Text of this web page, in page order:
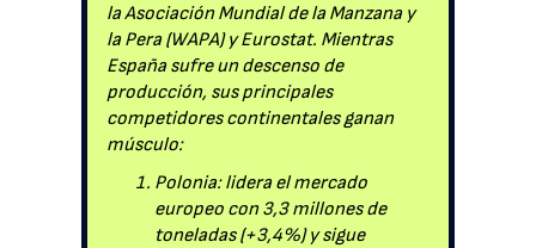
la Asociación Mundial de la Manzana y
la Pera (WAPA) y Eurostat. Mientras
España sufre un descenso de
producción, sus principales
competidores continentales ganan
músculo:
Polonia: lidera el mercado
europeo con 3,3 millones de
toneladas (+3,4%) y sigue